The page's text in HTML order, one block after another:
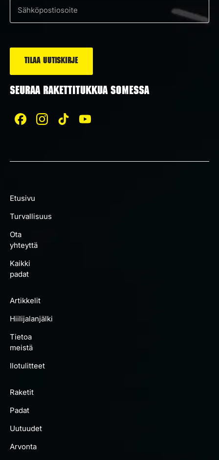
Sähköposti
*
SEURAA RAKETTITUKKUA SOMESSA
Etusivu
Turvallisuus
Ota
yhteyttä
Kaikki
padat
Artikkelit
Hiilijalanjälki
Tietoa
meistä
Ilotulitteet
Raketit
Padat
Uutuudet
Arvonta